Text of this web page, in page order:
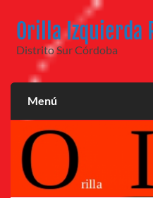
contenido
Orilla Izquierda
Distrito Sur Córdoba
Menú